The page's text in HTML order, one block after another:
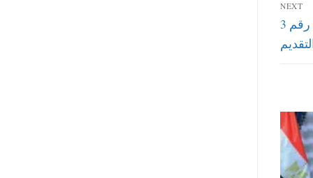
NEXT
تفاصيل وظائف الهيئة القومية لمياه الشرب اعلان رقم 3